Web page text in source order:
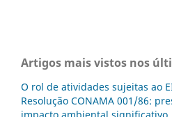
Artigos mais vistos nos
O rol de atividades sujeitas ao
Resolução CONAMA 001/86: